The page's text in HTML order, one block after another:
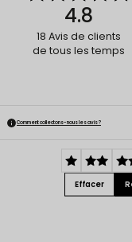
4.8
18 Avis de clients
de tous les temps
Comment collectons-nous les avis ?
Effacer